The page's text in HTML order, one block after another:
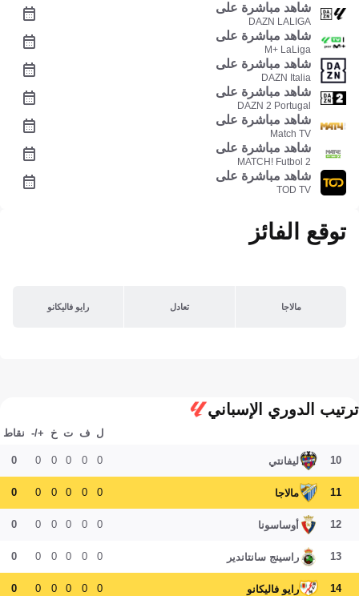
شاهد مباشرة على
DAZN LALIGA
شاهد مباشرة على
M+ LaLiga
شاهد مباشرة على
DAZN Italia
شاهد مباشرة على
DAZN 2 Portugal
شاهد مباشرة على
Match TV
شاهد مباشرة على
MATCH! Futbol 2
شاهد مباشرة على
TOD TV
توقع الفائز
مالاجا تعادل رايو فاليكانو
ترتيب الدوري الإسباني
ل ف ت خ +/- نقاط
10 ليفانتي 0
0
0
0
0
0
11 مالاجا 0
0
0
0
0
0
12 أوساسونا 0
0
0
0
0
0
13 راسينج سانتاندير 0
0
0
0
0
0
14 رايو فاليكانو 0
0
0
0
0
0